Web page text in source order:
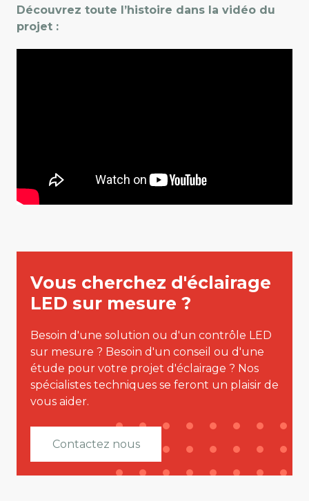
Découvrez toute l’histoire dans la vidéo du
projet :
Vous cherchez d'éclairage
LED sur mesure ?
Besoin d'une solution ou d'un contrôle LED
sur mesure ? Besoin d'un conseil ou d'une
étude pour votre projet d'éclairage ? Nos
spécialistes techniques se feront un plaisir de
vous aider.
Contactez nous